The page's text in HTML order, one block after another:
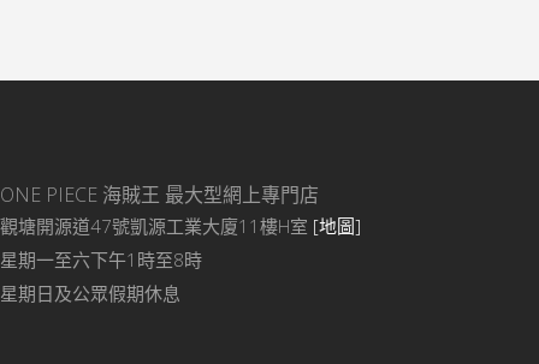
ONE PIECE 海賊王 最大型網上專門店
觀塘開源道47號凱源工業大廈11樓H室 [地圖]
星期一至六下午1時至8時
星期日及公眾假期休息